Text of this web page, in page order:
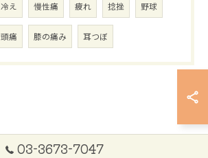
冷え 慢性痛 疲れ 捻挫 野球
頭痛 膝の痛み 耳つぼ
03-3673-7047